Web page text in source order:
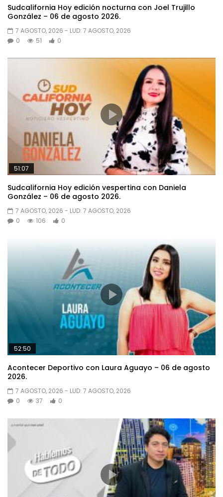
Sudcalifornia Hoy edición nocturna con Joel Trujillo
González – 06 de agosto 2026.
7 AGOSTO, 2026 - LUD: 7 AGOSTO, 2026
0
51 0
51:07
Sudcalifornia Hoy edición vespertina con Daniela
González – 06 de agosto 2026.
7 AGOSTO, 2026 - LUD: 7 AGOSTO, 2026
0
106 0
52:50
Acontecer Deportivo con Laura Aguayo – 06 de agosto
2026.
7 AGOSTO, 2026 - LUD: 7 AGOSTO, 2026
0
37 0